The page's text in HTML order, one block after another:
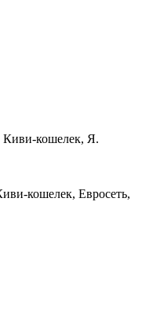
Киви-кошелек, Я.
кошелек, Евросеть,